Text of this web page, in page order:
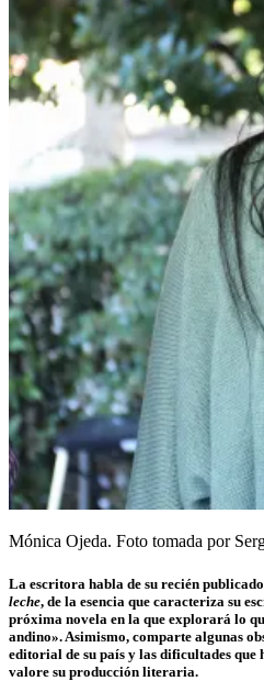
Mónica Ojeda. Foto tomada por
La escritora habla de su recién
leche, de la esencia que caracteriza su
próxima novela en la que explorará lo
andino». Asimismo, comparte algunas
editorial de su país y las dificultades que
valore su producción literaria.